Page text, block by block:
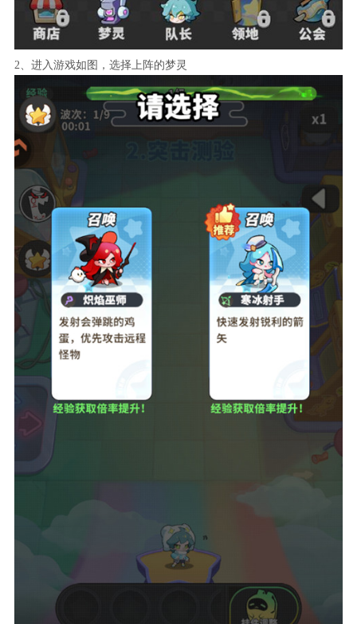
2、进入游戏如图，选择上阵的梦灵